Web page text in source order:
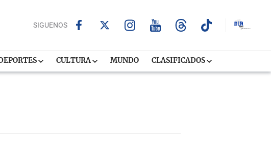
SIGUENOS
CULTURA MUNDO CLASIFICADOS